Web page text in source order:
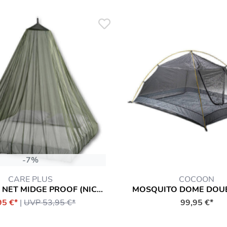
-7%
CARE PLUS
MOSQUITO NET MIDGE PROOF (NICHT IMPRÄGNIERT)
€* |UVP 53,95 €*
COCOON
MOSQUITO DOME
99,95 €*